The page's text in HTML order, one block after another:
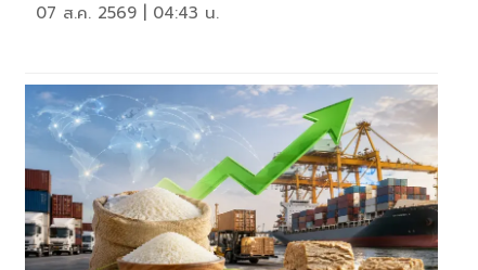
07 ส.ค. 2569 | 04:43 น.